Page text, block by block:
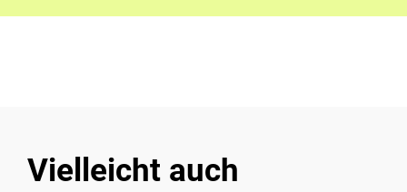
Vielleicht auch